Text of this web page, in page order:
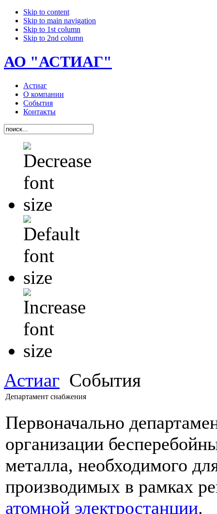
Skip to content
Skip to main navigation
Skip to 1st column
Skip to 2nd column
АО "АСТИАГ"
Астиаг
О компании
События
Контакты
Астиаг События
Департамент снабжения
Первоначально
организации
металла, необходимого
производимых в рамках
атомной электростанции.